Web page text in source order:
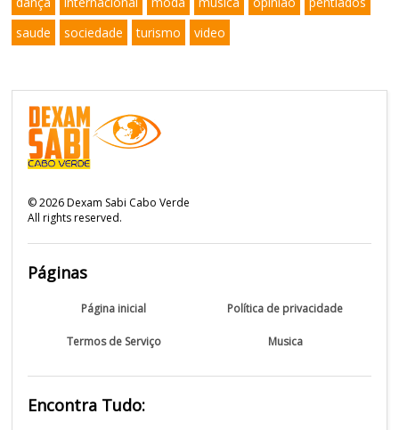
saude
sociedade turismo video
©2026Dexam Sabi Cabo Verde
All rights reserved.
Páginas
Página inicial Política de privacidade
Termos de Serviço Musica
Encontra Tudo: